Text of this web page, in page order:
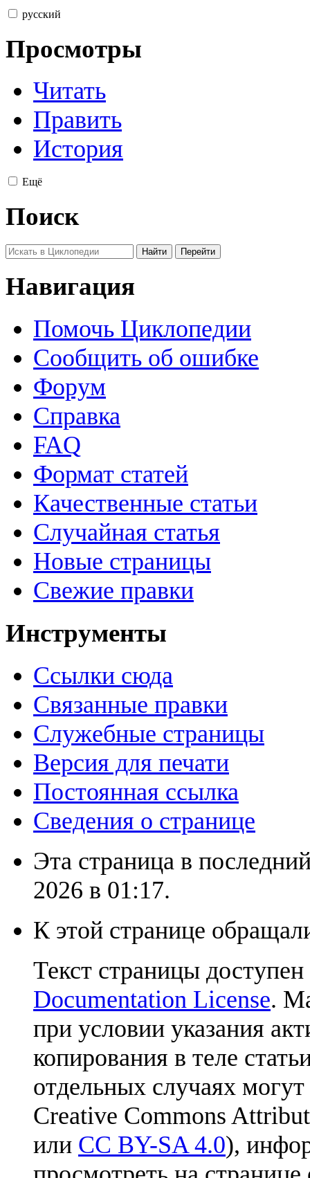
русский
Просмотры
Читать
Править
История
Ещё
Поиск
Навигация
Помочь Циклопедии
Сообщить об ошибке
Форум
Справка
FAQ
Формат статей
Качественные статьи
Случайная статья
Новые страницы
Свежие правки
Инструменты
Ссылки сюда
Связанные правки
Служебные страницы
Версия для печати
Постоянная ссылка
Сведения о странице
Эта страница в
2026 в 01:17.
К этой странице
Текст страницы
Documentation License.
при условии указания
копирования в теле
отдельных случаях
Creative Commons
или CC BY-SA 4.0),